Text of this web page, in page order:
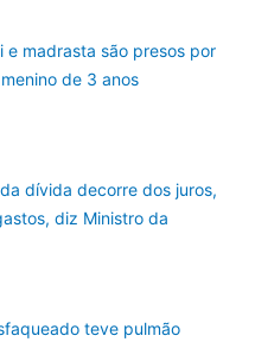
e madrasta são presos por
de 3 anos
dívida decorre dos juros,
diz Ministro da
teve pulmão